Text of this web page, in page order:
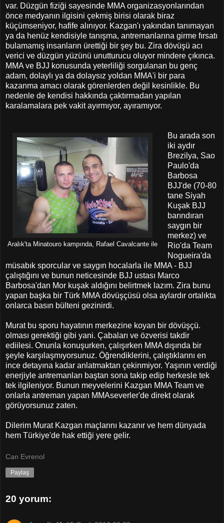
var. Düzgün fiziği sayesinde MMA organizasyonlarından
önce medyanın ilgisini çekmiş birisi olarak biraz
küçümseniyor, hafife alınıyor. Kazgan'ı yakından tanımayan
ya da henüz kendisiyle tanışma, antremanlarına girme fırsatı
bulamamış insanların ürettiği bir şey bu. Zira dövüşü acı
verici ve düzgün yüzünü unutturucu oluyor mindere çıkınca.
MMA ve BJJ konusunda yeterliliği sorgulanan bu genç
adam, dolaylı ya da dolaysız yoldan MMA'i bir para
kazanma amacı olarak görenlerden değil kesinlikle. Bu
nedenle de kendisi hakkında çaktırmadan yapılan
karalamalara pek vakit ayırmıyor, ayıramıyor.
Aralık'ta Minatouro kampında, Rafael Cavalcante ile
Bu arada son
iki aydır
Brezilya, Sao
Paulo'da
Barbosa
BJJ'de (70-80
tane Siyah
Kuşak BJJ
barındıran
saygın bir
merkez) ve
Rio'da Team
Nogueira'da
müsabık sporcular ve saygın hocalarla ile MMA - BJJ
çalıştığını ve bunun neticesinde BJJ ustası Marco
Barbosa'dan Mor kuşak aldığını belirtmek lazım. Zira bunu
yapan başka bir Türk MMA dövüşçüsü olsa aylardır ortalıkta
onlarca basın bülteni gezinirdi.
Murat bu sporu hayatının merkezine koyan bir dövüşçü.
olması gerektiği gibi yani. Çabaları ve özverisi takdir
ediilesi. Onunla konuşurken, çalışırken MMA dışında bir
şeyle karşılaşmıyorsunuz. Öğrendiklerini, çalıştıklarını en
ince detayına kadar anlatmaktan çekinmiyor. Yaşının verdiği
enerjiyle antremanları baştan sona takip edip herkesle tek
tek ilgileniyor. Bunun meyvelerini Kazgan MMA Team ve
onlarla antreman yapan MMAseverler'de direkt olarak
görüyorsunuz zaten.
Dilerim Murat Kazgan maçlarını kazanır ve hem dünyada
hem Türkiye'de hak ettiği yere gelir.
Can Evrenol
Paylaş
20 yorum: